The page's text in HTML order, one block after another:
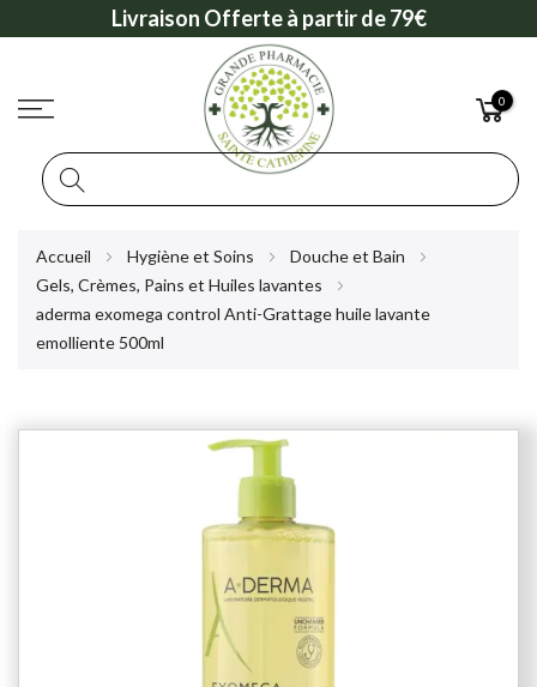
Livraison Offerte à partir de 79€
0
contenu
Accueil Hygiène et Soins
Douche et Bain
Gels, Crèmes, Pains et Huiles lavantes
aderma exomega control Anti-Grattage huile lavante
emolliente 500ml